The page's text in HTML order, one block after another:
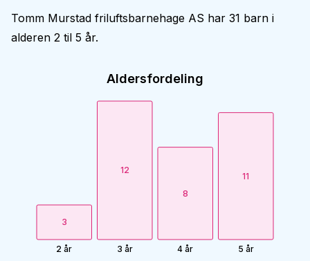
Tomm Murstad friluftsbarnehage AS har 31 barn i
alderen 2 til 5 år.
Aldersfordeling
3
2 år
12
3 år
8
4 år
11
5 år